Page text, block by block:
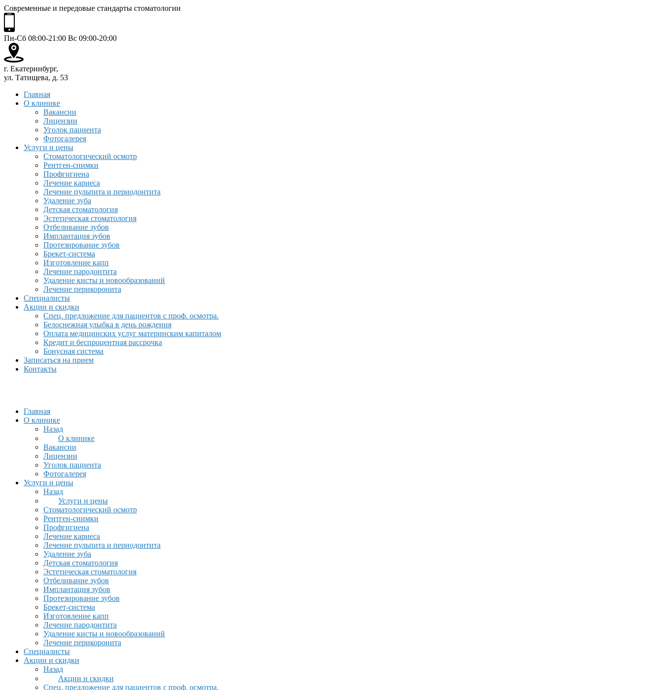
Современные и передовые стандарты стоматологии
Пн-Сб 08:00-21:00 Вс 09:00-20:00
г. Екатеринбург,
ул. Татищева, д. 53
Главная
О клинике
Вакансии
Лицензии
Уголок пациента
Фотогалерея
Услуги и цены
Стоматологический осмотр
Рентген-снимки
Профгигиена
Лечение кариеса
Лечение пульпита и периодонтита
Удаление зуба
Детская стоматология
Эстетическая стоматология
Отбеливание зубов
Имплантация зубов
Протезирование зубов
Брекет-система
Изготовление капп
Лечение пародонтита
Удаление кисты и новообразований
Лечение перикоронита
Специалисты
Акции и скидки
Спец. предложение для пациентов с проф. осмотра.
Белоснежная улыбка в день рождения
Оплата медицинских услуг материнским капиталом
Кредит и беспроцентная рассрочка
Бонусная система
Записаться на прием
Контакты
Главная
О клинике
Назад
О клинике
Вакансии
Лицензии
Уголок пациента
Фотогалерея
Услуги и цены
Назад
Услуги и цены
Стоматологический осмотр
Рентген-снимки
Профгигиена
Лечение кариеса
Лечение пульпита и периодонтита
Удаление зуба
Детская стоматология
Эстетическая стоматология
Отбеливание зубов
Имплантация зубов
Протезирование зубов
Брекет-система
Изготовление капп
Лечение пародонтита
Удаление кисты и новообразований
Лечение перикоронита
Специалисты
Акции и скидки
Назад
Акции и скидки
Спец. предложение для пациентов с проф. осмотра.